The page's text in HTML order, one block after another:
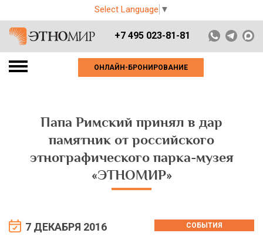
Select Language ▼
+7 495 023-81-81
ОНЛАЙН-БРОНИРОВАНИЕ
Папа Римский принял в дар
памятник от российского
этнографического парка-музея
«ЭТНОМИР»
7 ДЕКАБРЯ 2016 СОБЫТИЯ